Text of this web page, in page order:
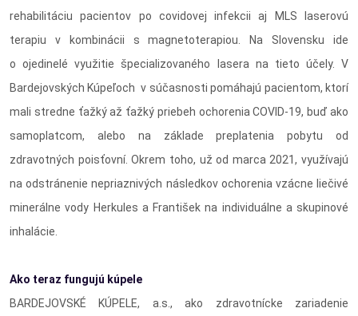
rehabilitáciu pacientov po covidovej infekcii aj MLS laserovú
terapiu v kombinácii s magnetoterapiou. Na Slovensku ide
o ojedinelé využitie špecializovaného lasera na tieto účely. V
Bardejovských Kúpeľoch v súčasnosti pomáhajú pacientom, ktorí
mali stredne ťažký až ťažký priebeh ochorenia COVID-19, buď ako
samoplatcom, alebo na základe preplatenia pobytu od
zdravotných poisťovní. Okrem toho, už od marca 2021, využívajú
na odstránenie nepriaznivých následkov ochorenia vzácne liečivé
minerálne vody Herkules a František na individuálne a skupinové
inhalácie.
Ako teraz fungujú kúpele
BARDEJOVSKÉ KÚPELE, a.s., ako zdravotnícke zariadenie